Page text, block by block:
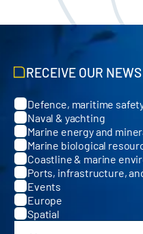
RECEIVE OUR NEWS
Categories
Defence, maritime
Naval & yachting
Marine energy and
Marine biological
Coastline & marine
Ports, infrastructure,
Events
Europe
Spatial